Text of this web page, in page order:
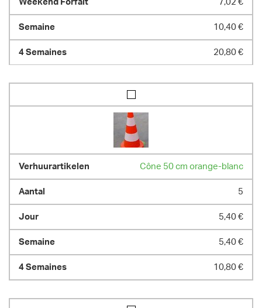
7,02 €
10,40 €
20,80 €
Cône 50 cm orange-blanc
5
5,40 €
5,40 €
10,80 €